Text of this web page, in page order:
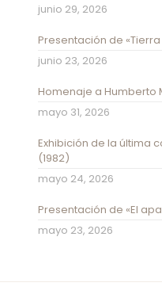
junio 29, 2026
Presentación de
junio 23, 2026
Homenaje a Humberto
mayo 31, 2026
Exhibición de la última
(1982)
mayo 24, 2026
Presentación de «El
mayo 23, 2026